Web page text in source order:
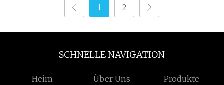
1 2
SCHNELLE NAVIGATION
Heim Über Uns Produkte